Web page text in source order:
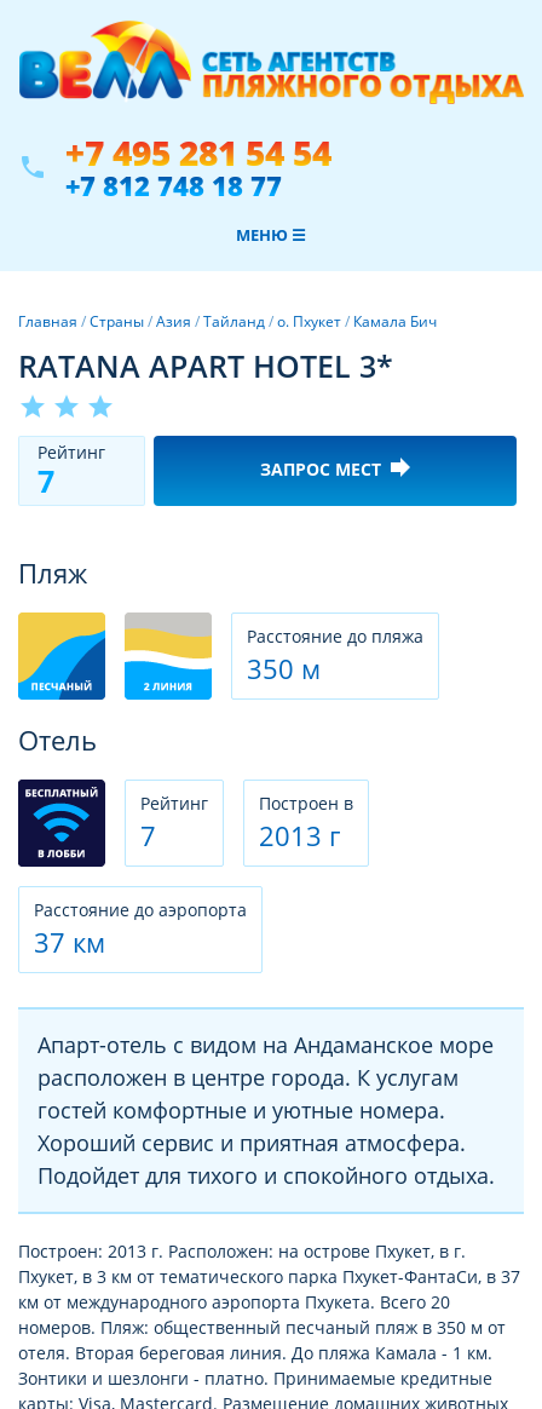
phone +7 495 281 54 54
+7 812 748 18 77
МЕНЮ ☰
Главная /Страны/Азия /Тайланд/о. Пхукет/ Камала Бич
RATANA APART HOTEL 3*
star star star
Рeйтинг
7 ЗАПРОС МЕСТ forward
Пляж
Расстояние до пляжа
350 м
Отель
Рeйтинг
7
Построен в
2013 г
Расстояние до аэропорта
37 км
Апарт-отель с видом на Андаманское море
расположен в центре города. К услугам
гостей комфортные и уютные номера.
Хороший сервис и приятная атмосфера.
Подойдет для тихого и спокойного отдыха.
Построен: 2013 г. Расположен: на острове Пхукет, в г.
Пхукет, в 3 км от тематического парка Пхукет-ФантаСи, в 37
км от международного аэропорта Пхукета. Всего 20
номеров. Пляж: общественный песчаный пляж в 350 м от
отеля. Вторая береговая линия. До пляжа Камала - 1 км.
Зонтики и шезлонги - платно. Принимаемые кредитные
карты: Visa, Mastercard. Размещение домашних животных